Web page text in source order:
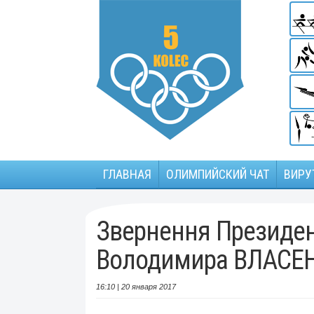
ГЛАВНАЯ ОЛИМПИЙСКИЙ ЧАТ
Звернення
Володимира
16:10 | 20 января 2017